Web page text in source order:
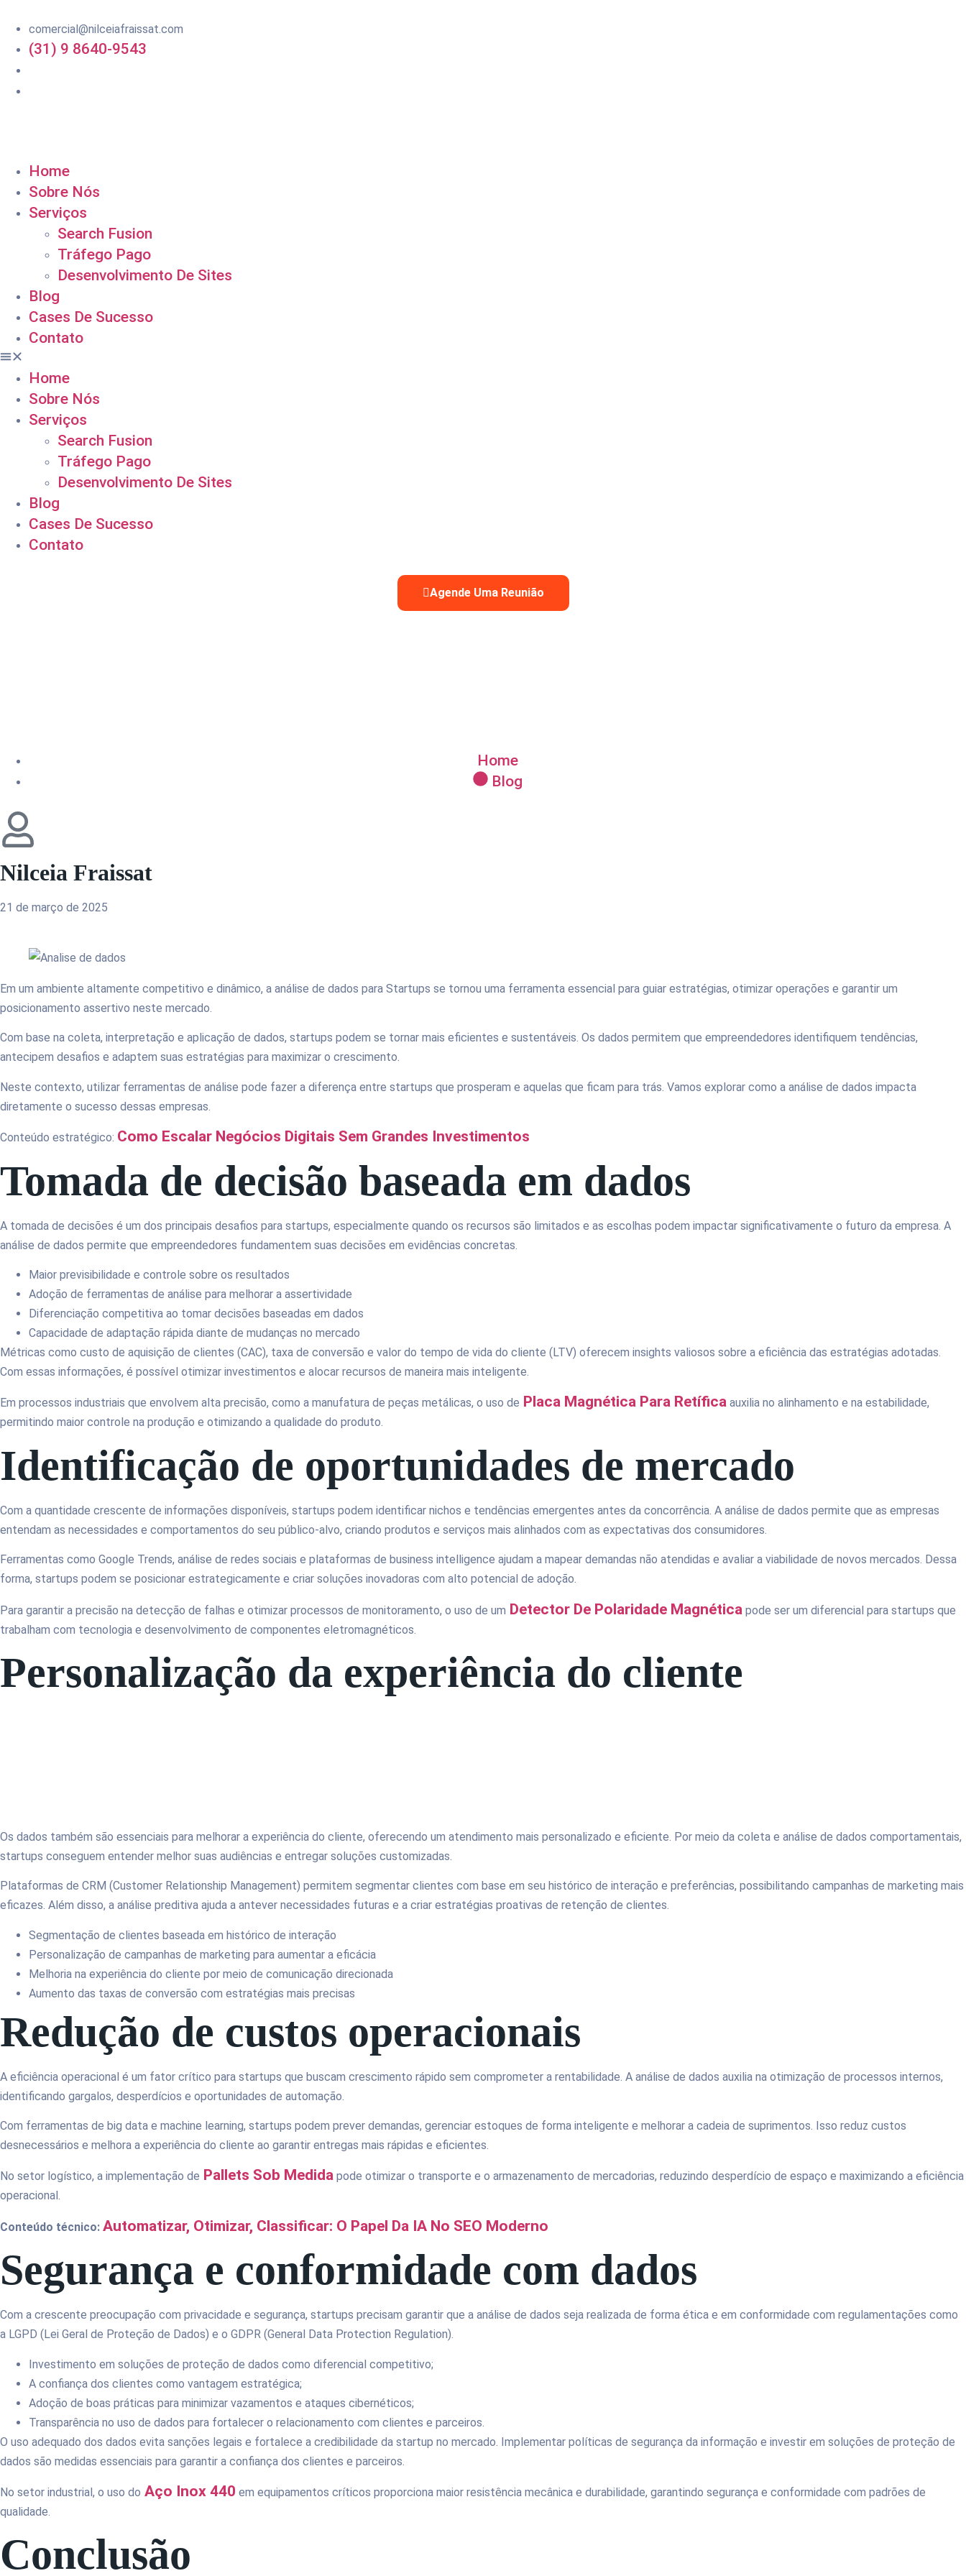
comercial@nilceiafraissat.com
(31) 9 8640-9543
Home
Sobre Nós
Serviços
Search Fusion
Tráfego Pago
Desenvolvimento De Sites
Blog
Cases De Sucesso
Contato
Home
Sobre Nós
Serviços
Search Fusion
Tráfego Pago
Desenvolvimento De Sites
Blog
Cases De Sucesso
Contato
Agende Uma Reunião
Home
Blog
Nilceia Fraissat
21 de março de 2025
Em um ambiente altamente competitivo e dinâmico, a análise de dados para Startups se tornou uma ferramenta essencial para guiar estratégias, otimizar operações e garantir um
posicionamento assertivo neste mercado.
Com base na coleta, interpretação e aplicação de dados, startups podem se tornar mais eficientes e sustentáveis. Os dados permitem que empreendedores identifiquem tendências,
antecipem desafios e adaptem suas estratégias para maximizar o crescimento.
Neste contexto, utilizar ferramentas de análise pode fazer a diferença entre startups que prosperam e aquelas que ficam para trás. Vamos explorar como a análise de dados impacta
diretamente o sucesso dessas empresas.
Conteúdo estratégico: Como Escalar Negócios Digitais Sem Grandes Investimentos
Tomada de decisão baseada em dados
A tomada de decisões é um dos principais desafios para startups, especialmente quando os recursos são limitados e as escolhas podem impactar significativamente o futuro da empresa. A
análise de dados permite que empreendedores fundamentem suas decisões em evidências concretas.
Maior previsibilidade e controle sobre os resultados
Adoção de ferramentas de análise para melhorar a assertividade
Diferenciação competitiva ao tomar decisões baseadas em dados
Capacidade de adaptação rápida diante de mudanças no mercado
Métricas como custo de aquisição de clientes (CAC), taxa de conversão e valor do tempo de vida do cliente (LTV) oferecem insights valiosos sobre a eficiência das estratégias adotadas.
Com essas informações, é possível otimizar investimentos e alocar recursos de maneira mais inteligente.
Em processos industriais que envolvem alta precisão, como a manufatura de peças metálicas, o uso de Placa Magnética Para Retífica auxilia no alinhamento e na estabilidade,
permitindo maior controle na produção e otimizando a qualidade do produto.
Identificação de oportunidades de mercado
Com a quantidade crescente de informações disponíveis, startups podem identificar nichos e tendências emergentes antes da concorrência. A análise de dados permite que as empresas
entendam as necessidades e comportamentos do seu público-alvo, criando produtos e serviços mais alinhados com as expectativas dos consumidores.
Ferramentas como Google Trends, análise de redes sociais e plataformas de business intelligence ajudam a mapear demandas não atendidas e avaliar a viabilidade de novos mercados. Dessa
forma, startups podem se posicionar estrategicamente e criar soluções inovadoras com alto potencial de adoção.
Para garantir a precisão na detecção de falhas e otimizar processos de monitoramento, o uso de um Detector De Polaridade Magnética pode ser um diferencial para startups que
trabalham com tecnologia e desenvolvimento de componentes eletromagnéticos.
Personalização da experiência do cliente
Os dados também são essenciais para melhorar a experiência do cliente, oferecendo um atendimento mais personalizado e eficiente. Por meio da coleta e análise de dados comportamentais,
startups conseguem entender melhor suas audiências e entregar soluções customizadas.
Plataformas de CRM (Customer Relationship Management) permitem segmentar clientes com base em seu histórico de interação e preferências, possibilitando campanhas de marketing mais
eficazes. Além disso, a análise preditiva ajuda a antever necessidades futuras e a criar estratégias proativas de retenção de clientes.
Segmentação de clientes baseada em histórico de interação
Personalização de campanhas de marketing para aumentar a eficácia
Melhoria na experiência do cliente por meio de comunicação direcionada
Aumento das taxas de conversão com estratégias mais precisas
Redução de custos operacionais
A eficiência operacional é um fator crítico para startups que buscam crescimento rápido sem comprometer a rentabilidade. A análise de dados auxilia na otimização de processos internos,
identificando gargalos, desperdícios e oportunidades de automação.
Com ferramentas de big data e machine learning, startups podem prever demandas, gerenciar estoques de forma inteligente e melhorar a cadeia de suprimentos. Isso reduz custos
desnecessários e melhora a experiência do cliente ao garantir entregas mais rápidas e eficientes.
No setor logístico, a implementação de Pallets Sob Medida pode otimizar o transporte e o armazenamento de mercadorias, reduzindo desperdício de espaço e maximizando a eficiência
operacional.
Conteúdo técnico: Automatizar, Otimizar, Classificar: O Papel Da IA No SEO Moderno
Segurança e conformidade com dados
Com a crescente preocupação com privacidade e segurança, startups precisam garantir que a análise de dados seja realizada de forma ética e em conformidade com regulamentações como
a LGPD (Lei Geral de Proteção de Dados) e o GDPR (General Data Protection Regulation).
Investimento em soluções de proteção de dados como diferencial competitivo;
A confiança dos clientes como vantagem estratégica;
Adoção de boas práticas para minimizar vazamentos e ataques cibernéticos;
Transparência no uso de dados para fortalecer o relacionamento com clientes e parceiros.
O uso adequado dos dados evita sanções legais e fortalece a credibilidade da startup no mercado. Implementar políticas de segurança da informação e investir em soluções de proteção de
dados são medidas essenciais para garantir a confiança dos clientes e parceiros.
No setor industrial, o uso do Aço Inox 440 em equipamentos críticos proporciona maior resistência mecânica e durabilidade, garantindo segurança e conformidade com padrões de
qualidade.
Conclusão